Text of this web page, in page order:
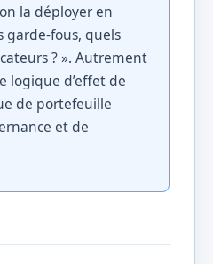
la déployer en
garde-fous, quels
? ». Autrement
logique d’effet de
de portefeuille
et de